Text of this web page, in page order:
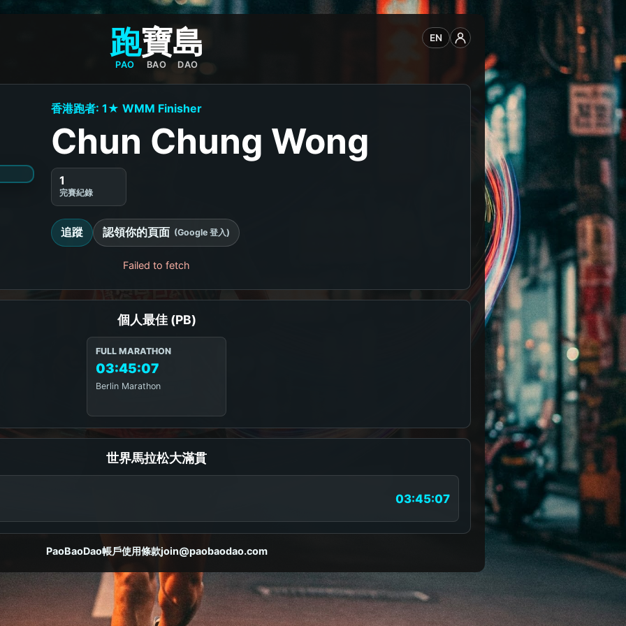
EN
跑
PAO
寶
BAO
島
DAO
香港跑者: 1★ WMM Finisher
Chun Chung Wong
1
完賽紀錄
追蹤 認領你的頁面 (Google 登入)
Failed to fetch
個人最佳 (PB)
FULL MARATHON
03:45:07
Berlin Marathon
世界馬拉松大滿貫
03:45:07
PaoBaoDao帳戶使用條款join@paobaodao.com